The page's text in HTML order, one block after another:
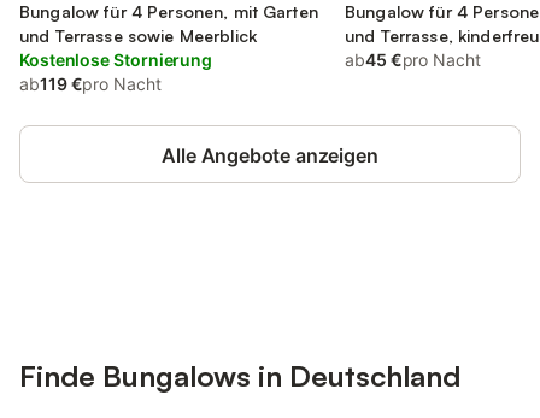
Bungalow für 4 Personen, mit Garten
und Terrasse sowie Meerblick
Kostenlose Stornierung
ab119 €pro Nacht
Bungalow für 4
und Terrasse,
ab45 €pro Nacht
Alle Angebote anzeigen
Finde Bungalows in Deutschland